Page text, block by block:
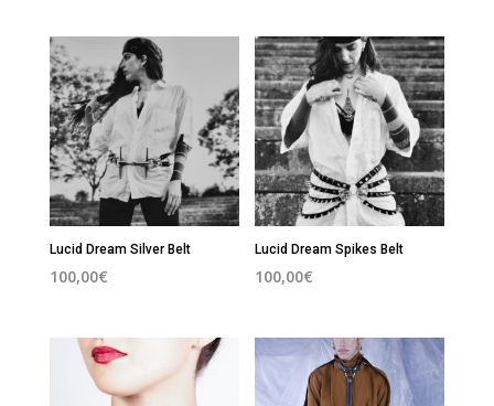
Lucid Dream Silver Belt
100,00€
Lucid Dream Spikes Belt
100,00€